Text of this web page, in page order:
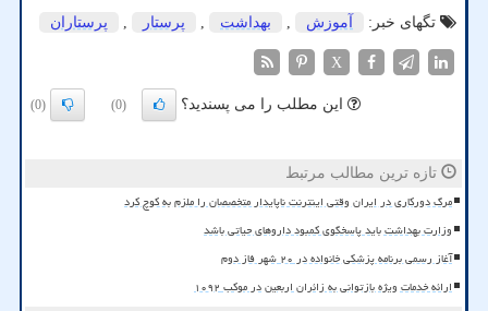
تگهای خبر:
آموزش , بهداشت , پرستار , پرستاران
X
این مطلب را می پسندید؟ (0)
(0)
تازه ترین مطالب مرتبط
مرگ دورکاری در ایران وقتی اینترنت ناپایدار متخصصان را ملزم به کوچ کرد
وزارت بهداشت باید پاسخگوی کمبود داروهای حیاتی باشد
آغاز رسمی برنامه پزشکی خانواده در ۲۰ شهر فاز دوم
ارائه خدمات ویژه بازتوانی به زائران اربعین در موکب ۱۰۹۲